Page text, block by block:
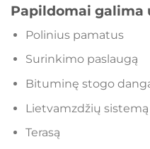
Papildomai galima
Polinius pamatus
Surinkimo paslaugą
Bituminę stogo
Lietvamzdžių sistemą
Terasą